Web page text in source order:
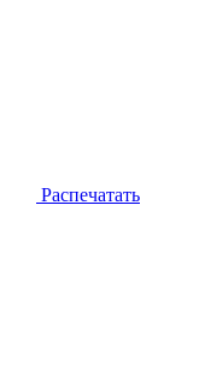
Распечатать